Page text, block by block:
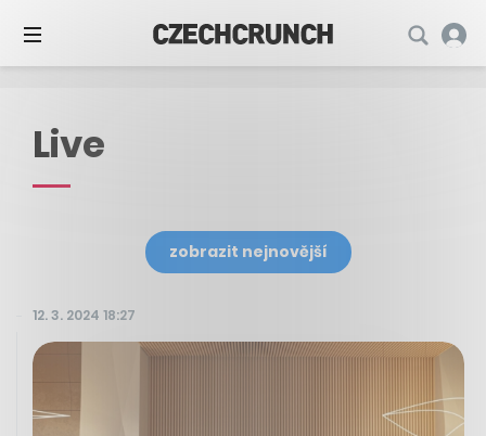
Live
zobrazit nejnovější
12. 3. 2024 18:27